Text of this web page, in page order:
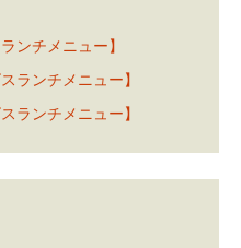
ンチメニュー】
ランチメニュー】
ランチメニュー】